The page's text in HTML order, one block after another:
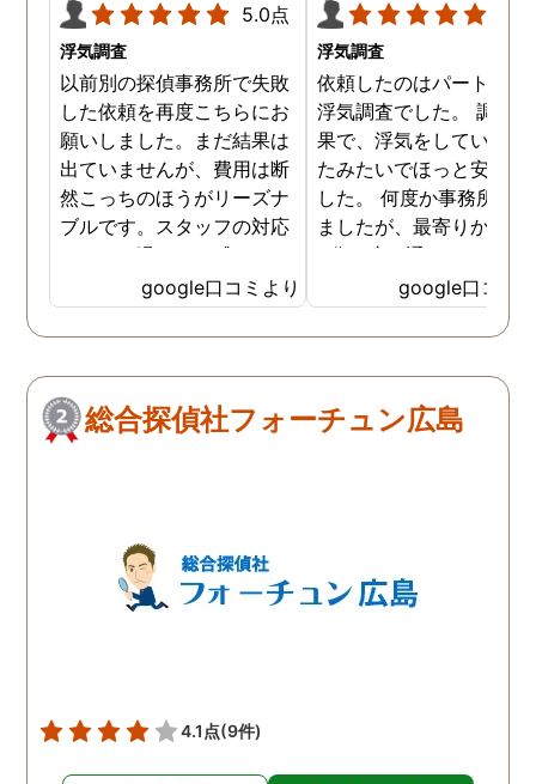
5.0点
浮気調査
以前別の探偵事務所で失敗
した依頼を再度こちらにお
願いしました。まだ結果は
出ていませんが、費用は断
然こっちのほうがリーズナ
ブルです。スタッフの対応
なんかも温かみを感じま
す。はじめからこちらにす
ればよかったです😢 …
google口コミより
浮気調査
依頼したのはパートナー
浮気調査でした。 調査
果で、浮気をしていなか
たみたいでほっと安心し
した。 何度か事務所に
ましたが、最寄りから徒
3分程度で通いやすかっ
google口コミ
総合探偵社フォーチュン広島
4.1点(9件)